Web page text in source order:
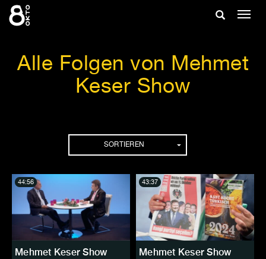
Zum
Inhalt
Suche
Alle Folgen von Mehmet
Keser Show
SORTIEREN
Mehmet Keser Show
44:56
Mehmet Keser Show
43:37